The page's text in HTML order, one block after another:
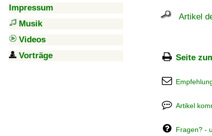
Impressum
Musik
Videos
Vorträge
Artikel
Seite
Artikel
Fragen? -